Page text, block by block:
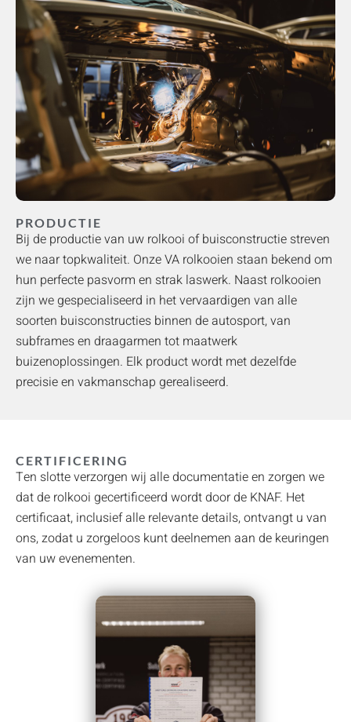
PRODUCTIE
Bij de productie van uw rolkooi of buisconstructie streven
we naar topkwaliteit. Onze VA rolkooien staan bekend om
hun perfecte pasvorm en strak laswerk. Naast rolkooien
zijn we gespecialiseerd in het vervaardigen van alle
soorten buisconstructies binnen de autosport, van
subframes en draagarmen tot maatwerk
buizenoplossingen. Elk product wordt met dezelfde
precisie en vakmanschap gerealiseerd.
CERTIFICERING
Ten slotte verzorgen wij alle documentatie en zorgen we
dat de rolkooi gecertificeerd wordt door de KNAF. Het
certificaat, inclusief alle relevante details, ontvangt u van
ons, zodat u zorgeloos kunt deelnemen aan de keuringen
van uw evenementen.